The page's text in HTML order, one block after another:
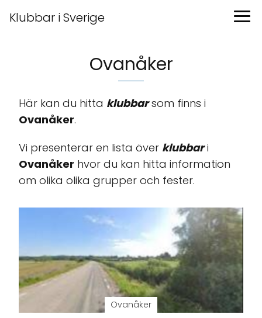
Klubbar i Sverige
Ovanåker
Här kan du hitta klubbarsom finns i
Ovanåker.
Vi presenterar en lista över klubbari
Ovanåker hvor du kan hitta information
om olika olika grupper och fester.
Ovanåker